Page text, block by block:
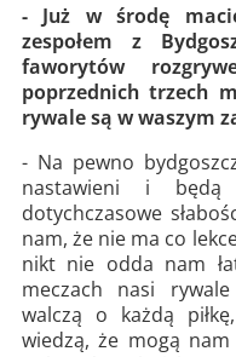
- Już w środę
zespołem z
faworytów
poprzednich trzech
rywale są w waszym
- Na pewno
nastawieni i będą
dotychczasowe
nam, że nie ma co
nikt nie odda nam
meczach nasi
walczą o każdą
wiedzą, że mogą